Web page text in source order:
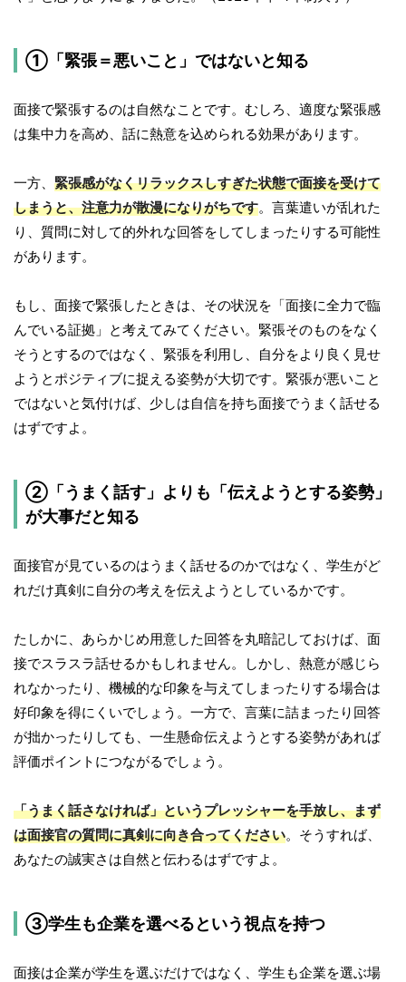
①「緊張＝悪いこと」ではないと知る
面接で緊張するのは自然なことです。むしろ、適度な緊張感
は集中力を高め、話に熱意を込められる効果があります。
一方、 緊張感がなくリラックスしすぎた状態で面接を受けて
しまうと、注意力が散漫になりがちです。言葉遣いが乱れた
り、質問に対して的外れな回答をしてしまったりする可能性
があります。
もし、面接で緊張したときは、その状況を「面接に全力で臨
んでいる証拠」と考えてみてください。緊張そのものをなく
そうとするのではなく、緊張を利用し、自分をより良く見せ
ようとポジティブに捉える姿勢が大切です。緊張が悪いこと
ではないと気付けば、少しは自信を持ち面接でうまく話せる
はずですよ。
②「うまく話す」よりも「伝えようとする姿勢」
が大事だと知る
面接官が見ているのはうまく話せるのかではなく、学生がど
れだけ真剣に自分の考えを伝えようとしているかです。
たしかに、あらかじめ用意した回答を丸暗記しておけば、面
接でスラスラ話せるかもしれません。しかし、熱意が感じら
れなかったり、機械的な印象を与えてしまったりする場合は
好印象を得にくいでしょう。一方で、言葉に詰まったり回答
が拙かったりしても、一生懸命伝えようとする姿勢があれば
評価ポイントにつながるでしょう。
「うまく話さなければ」というプレッシャーを手放し、まず
は面接官の質問に真剣に向き合ってください。そうすれば、
あなたの誠実さは自然と伝わるはずですよ。
③学生も企業を選べるという視点を持つ
面接は企業が学生を選ぶだけではなく、学生も企業を選ぶ場